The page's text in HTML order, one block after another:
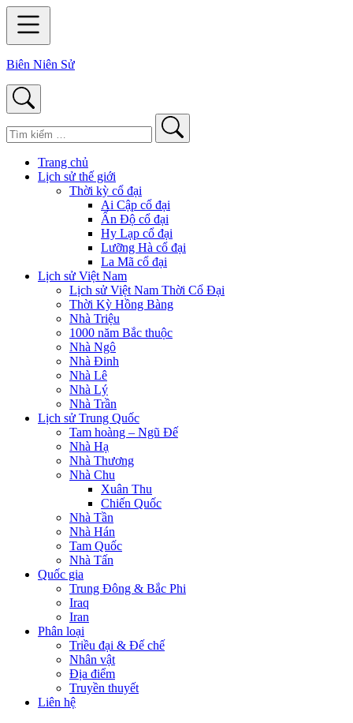
Biên Niên Sử
Trang chủ
Lịch sử thế giới
Thời kỳ cổ đại
Ai Cập cổ đại
Ấn Độ cổ đại
Hy Lạp cổ đại
Lưỡng Hà cổ đại
La Mã cổ đại
Lịch sử Việt Nam
Lịch sử Việt Nam Thời Cổ Đại
Thời Kỳ Hồng Bàng
Nhà Triệu
1000 năm Bắc thuộc
Nhà Ngô
Nhà Đinh
Nhà Lê
Nhà Lý
Nhà Trần
Lịch sử Trung Quốc
Tam hoàng – Ngũ Đế
Nhà Hạ
Nhà Thương
Nhà Chu
Xuân Thu
Chiến Quốc
Nhà Tần
Nhà Hán
Tam Quốc
Nhà Tấn
Quốc gia
Trung Đông & Bắc Phi
Iraq
Iran
Phân loại
Triều đại & Đế chế
Nhân vật
Địa điểm
Truyền thuyết
Liên hệ